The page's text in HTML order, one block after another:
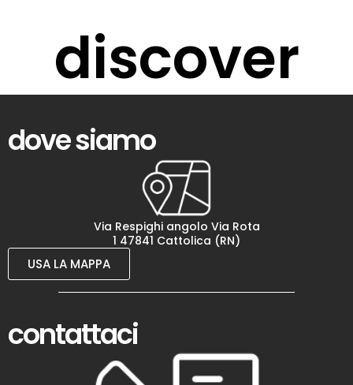
discover
dove siamo
Via Respighi angolo Via Rota
1 47841 Cattolica (RN)
USA LA MAPPA
contattaci